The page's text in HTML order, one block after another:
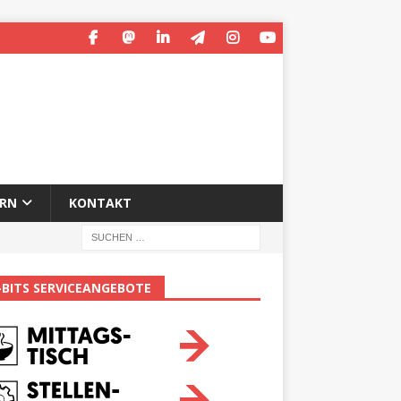
KONTAKT
SERVICEANGEBOTE